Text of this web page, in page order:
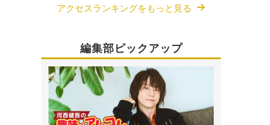
アクセスランキングをもっと見る
編集部ピックアップ